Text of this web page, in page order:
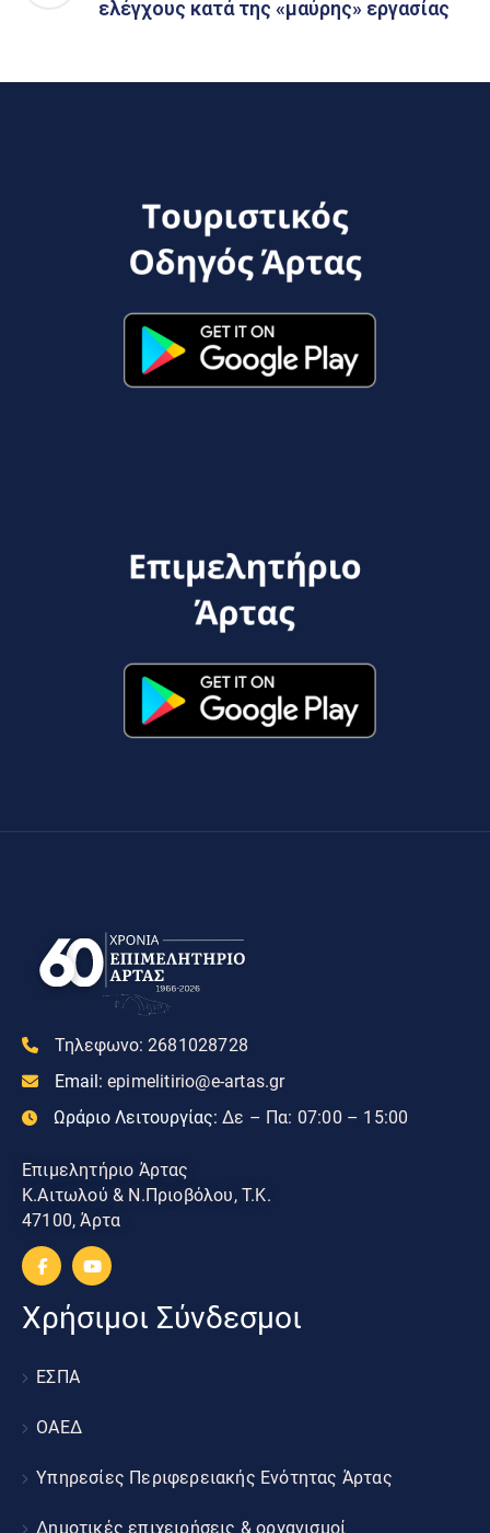
ελέγχους κατά της «μαύρης» εργασίας
Τηλεφωνο: 2681028728
Email: epimelitirio@e-artas.gr
Ωράριο Λειτουργίας: Δε – Πα: 07:00 – 15:00
Επιμελητήριο Άρτας
Κ.Αιτωλού & Ν.Πριοβόλου, Τ.Κ.
47100, Άρτα
Χρήσιμοι Σύνδεσμοι
ΕΣΠΑ
ΟΑΕΔ
Υπηρεσίες Περιφερειακής Ενότητας Άρτας
Δημοτικές επιχειρήσεις & οργανισμοί